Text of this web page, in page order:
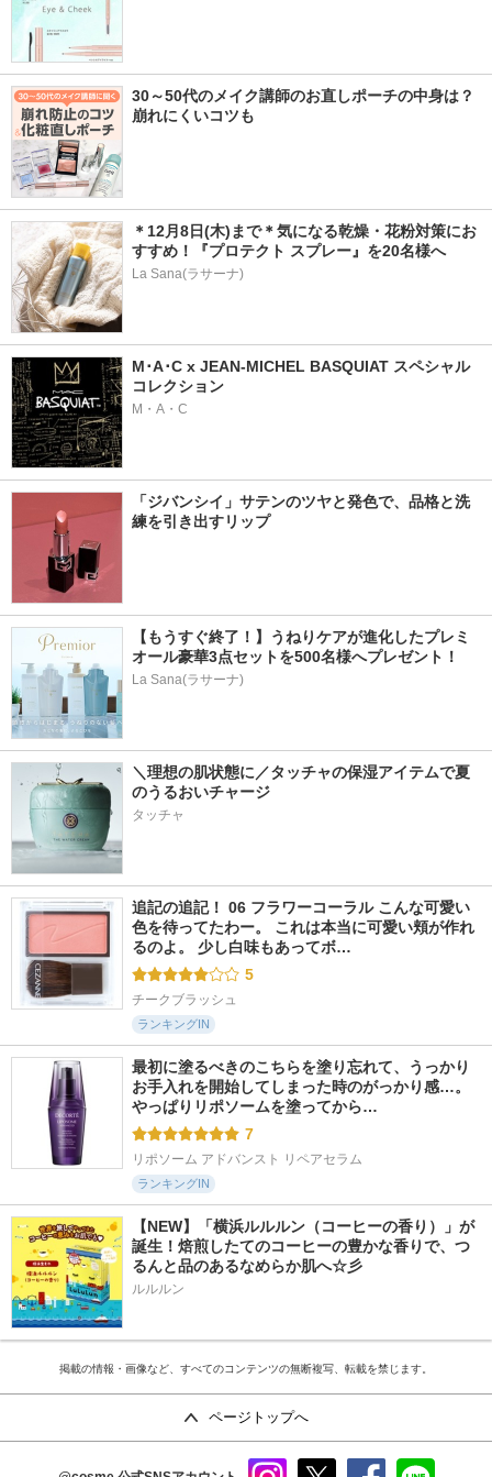
30～50代のメイク講師のお直しポーチの中身は？
崩れにくいコツも
＊12月8日(木)まで＊気になる乾燥・花粉対策にお
すすめ！『プロテクト スプレー』を20名様へ
La Sana(ラサーナ)
M･A･C x JEAN-MICHEL BASQUIAT スペシャル
コレクション
M・A・C
「ジバンシイ」サテンのツヤと発色で、品格と洗
練を引き出すリップ
【もうすぐ終了！】うねりケアが進化したプレミ
オール豪華3点セットを500名様へプレゼント！
La Sana(ラサーナ)
＼理想の肌状態に／タッチャの保湿アイテムで夏
のうるおいチャージ
タッチャ
追記の追記！ 06 フラワーコーラル こんな可愛い
色を待ってたわー。 これは本当に可愛い頬が作れ
るのよ。 少し白味もあってボ…
5
チークブラッシュ
ランキングIN
最初に塗るべきのこちらを塗り忘れて、うっかり
お手入れを開始してしまった時のがっかり感…。
やっぱりリポソームを塗ってから…
7
リポソーム アドバンスト リペアセラム
ランキングIN
【NEW】「横浜ルルルン（コーヒーの香り）」が
誕生！焙煎したてのコーヒーの豊かな香りで、つ
るんと品のあるなめらか肌へ☆彡
ルルルン
掲載の情報・画像など、すべてのコンテンツの無断複写、転載を禁じます。
ページトップへ